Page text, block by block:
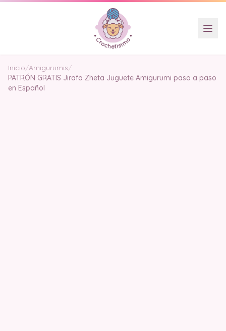
Inicio/Amigurumis/
PATRÓN GRATIS Jirafa Zheta Juguete Amigurumi paso a paso
en Español